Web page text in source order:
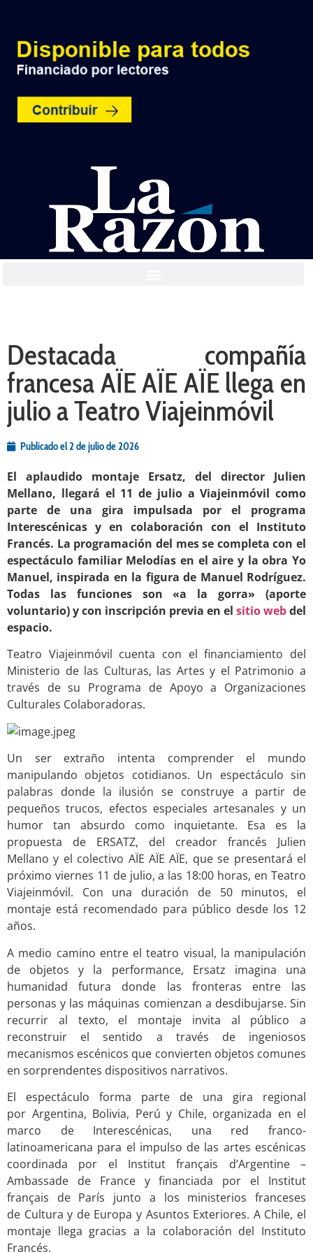
Destacada compañía
francesa AÏE AÏE AÏE llega en
julio a Teatro Viajeinmóvil
Publicado el2 de julio de 2026
El aplaudido montaje Ersatz, del director Julien
Mellano, llegará el 11 de julio a Viajeinmóvil como
parte de una gira impulsada por el programa
Interescénicas y en colaboración con el Instituto
Francés. La programación del mes se completa con el
espectáculo familiar Melodías en el aire y la obra Yo
Manuel, inspirada en la figura de Manuel Rodríguez.
Todas las funciones son «a la gorra» (aporte
voluntario) y con inscripción previa en el sitio webdel
espacio.
Teatro Viajeinmóvil cuenta con el financiamiento del
Ministerio de las Culturas, las Artes y el Patrimonio a
través de su Programa de Apoyo a Organizaciones
Culturales Colaboradoras.
Un ser extraño intenta comprender el mundo
manipulando objetos cotidianos. Un espectáculo sin
palabras donde la ilusión se construye a partir de
pequeños trucos, efectos especiales artesanales y un
humor tan absurdo como inquietante. Esa es la
propuesta de ERSATZ, del creador francés Julien
Mellano y el colectivo AÏE AÏE AÏE, que se presentará el
próximo viernes 11 de julio, a las 18:00 horas, en Teatro
Viajeinmóvil. Con una duración de 50 minutos, el
montaje está recomendado para público desde los 12
años.
A medio camino entre el teatro visual, la manipulación
de objetos y la performance, Ersatz imagina una
humanidad futura donde las fronteras entre las
personas y las máquinas comienzan a desdibujarse. Sin
recurrir al texto, el montaje invita al público a
reconstruir el sentido a través de ingeniosos
mecanismos escénicos que convierten objetos comunes
en sorprendentes dispositivos narrativos.
El espectáculo forma parte de una gira regional
por Argentina, Bolivia, Perú y Chile, organizada en el
marco de Interescénicas, una red franco-
latinoamericana para el impulso de las artes escénicas
coordinada por el Institut français d’Argentine –
Ambassade de France y financiada por el Institut
français de París junto a los ministerios franceses
de Cultura y de Europa y Asuntos Exteriores. A Chile, el
montaje llega gracias a la colaboración del Instituto
Francés.